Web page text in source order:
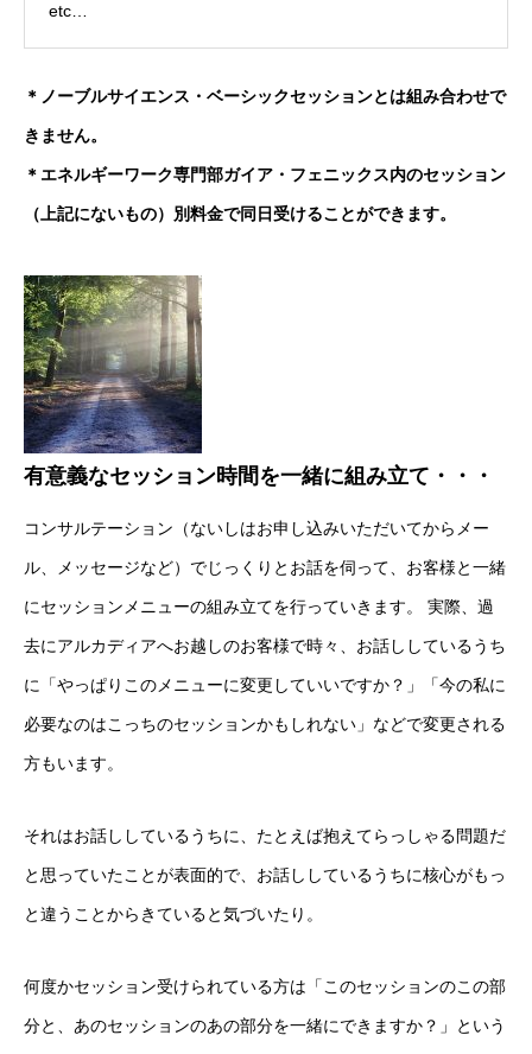
etc…
＊ ノーブルサイエンス ・ベーシックセッションとは組み合わせで
きません。
＊エネルギーワーク専門部ガイア・フェニックス内のセッション
（上記にないもの）別料金で同日受けることができます。
有意義なセッション時間を一緒に組み立て・・・
コンサルテーション（ないしはお申し込みいただいてからメー
ル、メッセージなど）でじっくりとお話を伺って、お客様と一緒
にセッションメニューの組み立てを行っていきます。 実際、過
去にアルカディアへお越しのお客様で時々、お話ししているうち
に「やっぱりこのメニューに変更していいですか？」「今の私に
必要なのはこっちのセッションかもしれない」などで変更される
方もいます。
それはお話ししているうちに、たとえば抱えてらっしゃる問題だ
と思っていたことが表面的で、お話ししているうちに核心がもっ
と違うことからきていると気づいたり。
何度かセッション受けられている方は「このセッションのこの部
分と、あのセッションのあの部分を一緒にできますか？」という